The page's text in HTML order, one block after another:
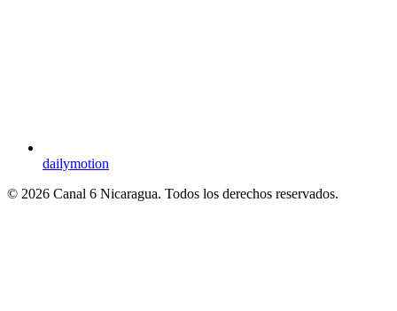
dailymotion
© 2026 Canal 6 Nicaragua. Todos los derechos reservados.